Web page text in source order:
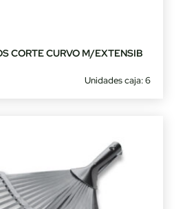
CORTE CURVO M/EXTENSIB
Unidades caja: 6